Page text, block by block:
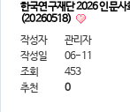
한국연구재단 2026 인문사
(20260518)
작성자
관리자
작성일
06-11
조회
453
추천
0